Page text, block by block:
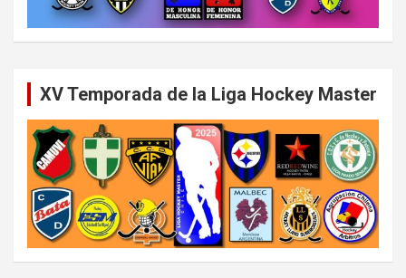
XV Temporada de la Liga Hockey Master